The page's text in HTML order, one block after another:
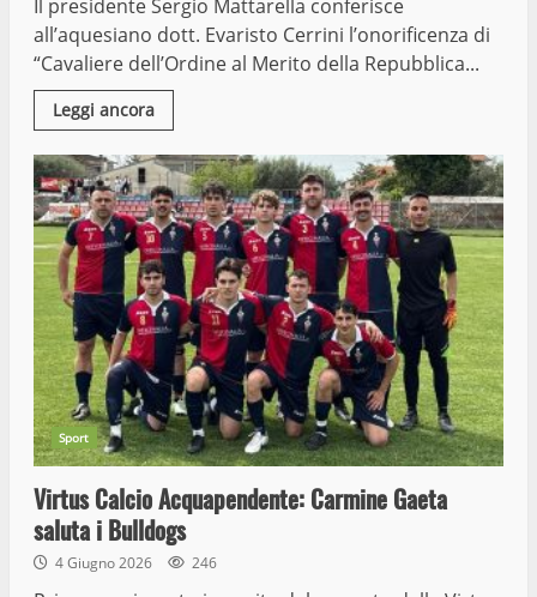
Il presidente Sergio Mattarella conferisce
all’aquesiano dott. Evaristo Cerrini l’onorificenza di
“Cavaliere dell’Ordine al Merito della Repubblica...
Leggi ancora
Sport
Virtus Calcio Acquapendente: Carmine Gaeta
saluta i Bulldogs
4 Giugno 2026 246